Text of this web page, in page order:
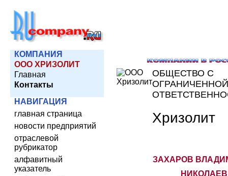
КОМПАНИЯ
ООО ХРИЗОЛИТ
Главная
Контакты
НАВИГАЦИЯ
главная страница
новости предприятий
отраслевой
рубрикатор
алфавитный
указатель
ОБЩЕСТВО С
ОГРАНИЧЕННОЙ
Хризолит
ЗАХАРОВ